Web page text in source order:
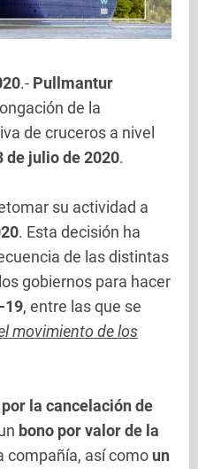
.- Pullmantur
de la
de cruceros a nivel
de julio de 2020.
su actividad a
. Esta decisión ha
de las distintas
gobiernos para hacer
19, entre las que se
movimiento de los
la cancelación de
bono por valor de la
compañía, así como un